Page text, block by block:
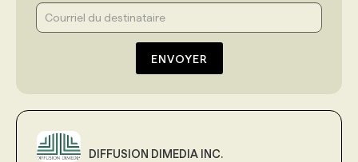
ENVOYER
DIFFUSION DIMEDIA INC.